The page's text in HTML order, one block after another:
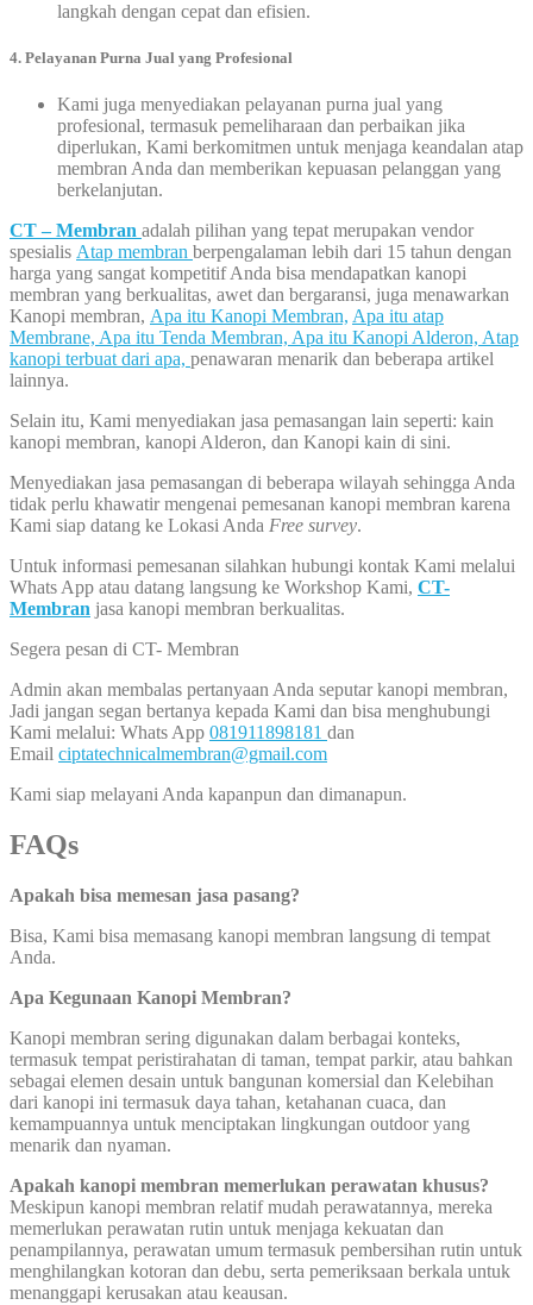
langkah dengan cepat dan efisien.
4. Pelayanan Purna Jual yang Profesional
Kami juga menyediakan pelayanan purna jual yang
profesional, termasuk pemeliharaan dan perbaikan jika
diperlukan, Kami berkomitmen untuk menjaga keandalan atap
membran Anda dan memberikan kepuasan pelanggan yang
berkelanjutan.
CT – Membran adalah pilihan yang tepat merupakan vendor
spesialis Atap membran berpengalaman lebih dari 15 tahun dengan
harga yang sangat kompetitif Anda bisa mendapatkan kanopi
membran yang berkualitas, awet dan bergaransi, juga menawarkan
Kanopi membran, Apa itu Kanopi Membran, Apa itu atap
Membrane, Apa itu Tenda Membran, Apa itu Kanopi Alderon, Atap
kanopi terbuat dari apa, penawaran menarik dan beberapa artikel
lainnya.
Selain itu, Kami menyediakan jasa pemasangan lain seperti: kain
kanopi membran, kanopi Alderon, dan Kanopi kain di sini.
Menyediakan jasa pemasangan di beberapa wilayah sehingga Anda
tidak perlu khawatir mengenai pemesanan kanopi membran karena
Kami siap datang ke Lokasi Anda Free survey.
Untuk informasi pemesanan silahkan hubungi kontak Kami melalui
Whats App atau datang langsung ke Workshop Kami, CT-
Membran jasa kanopi membran berkualitas.
Segera pesan di CT- Membran
Admin akan membalas pertanyaan Anda seputar kanopi membran,
Jadi jangan segan bertanya kepada Kami dan bisa menghubungi
Kami melalui: Whats App 081911898181 dan
Email ciptatechnicalmembran@gmail.com
Kami siap melayani Anda kapanpun dan dimanapun.
FAQs
Apakah bisa memesan jasa pasang?
Bisa, Kami bisa memasang kanopi membran langsung di tempat
Anda.
Apa Kegunaan Kanopi Membran?
Kanopi membran sering digunakan dalam berbagai konteks,
termasuk tempat peristirahatan di taman, tempat parkir, atau bahkan
sebagai elemen desain untuk bangunan komersial dan Kelebihan
dari kanopi ini termasuk daya tahan, ketahanan cuaca, dan
kemampuannya untuk menciptakan lingkungan outdoor yang
menarik dan nyaman.
Apakah kanopi membran memerlukan perawatan khusus?
Meskipun kanopi membran relatif mudah perawatannya, mereka
memerlukan perawatan rutin untuk menjaga kekuatan dan
penampilannya, perawatan umum termasuk pembersihan rutin untuk
menghilangkan kotoran dan debu, serta pemeriksaan berkala untuk
menanggapi kerusakan atau keausan.